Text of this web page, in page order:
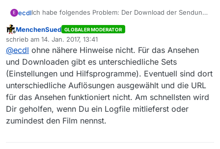
E ecdlIch habe folgendes Problem: Der Download der Sendung
durch Anklicken des Startbuttons funktioniert nicht.
Sobald ich auf den Button klicke, erschient kurz das VLC
“Dreieck” und verschwindet sofort wieder.
Kann mir bitte jemand helfen! DANKE
Offline
MenchenSued GLOBALER MODERATOR
schrieb am 14. Jan. 2017, 13:41
zuletzt editiert von
@ecdl ohne nähere Hinweise nicht. Für das Ansehen
und Downloaden gibt es unterschiedliche Sets
(Einstellungen und Hilfsprogramme). Eventuell sind dort
unterschiedliche Auflösungen ausgewählt und die URL
für das Ansehen funktioniert nicht. Am schnellsten wird
Dir geholfen, wenn Du ein Logfile mitlieferst oder
zumindest den Film nennst.